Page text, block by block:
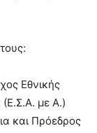
Εθνικής
με Α.)
και Πρόεδρος